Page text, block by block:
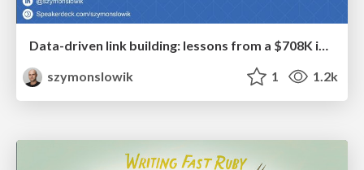
Data-driven link building: lessons from a $708K investment (BrightonSEO talk)
szymonslowik
1 1.2k